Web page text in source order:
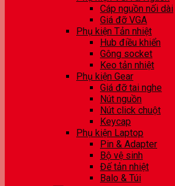
Cáp nguồn nối dài
Giá đỡ VGA
Phụ kiện Tản nhiệt
Hub điều khiển
Gông socket
Keo tản nhiệt
Phụ kiện Gear
Giá đỡ tai nghe
Nút nguồn
Nút click chuột
Keycap
Phụ kiện Laptop
Pin & Adapter
Bộ vệ sinh
Đế tản nhiệt
Balo & Túi